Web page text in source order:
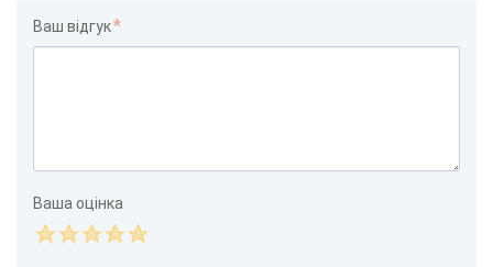
Ваш відгук
Ваша оцінка